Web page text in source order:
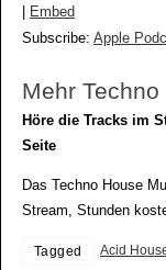
Embed
Subscribe: Apple
Mehr
Höre die Tracks im
Seite
Das Techno House
Stream, Stunden
Tagged Acid